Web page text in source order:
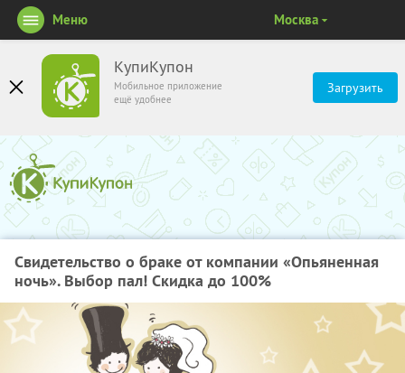
КупиКупон
Мобильное приложение
ещё удобнее
Загрузить
Меню Москва
Свидетельство о браке от компании «Опьяненная
ночь». Выбор пал! Скидка до 100%